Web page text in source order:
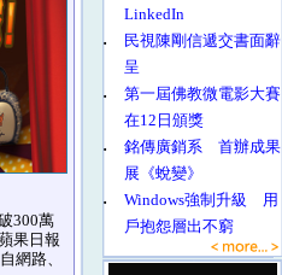
300萬
果日報
網路、
LinkedIn
‧
民視陳剛信遞交書面辭
呈
‧
第一屆佛教微電影大賽
在12日頒獎
‧
銘傳廣銷系 首辦成果
展《蛻變》
‧
Windows強制升級 用
戶抱怨層出不窮